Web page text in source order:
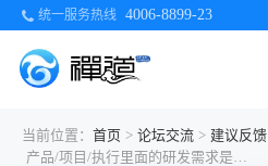
统一服务热线 4006-8899-23
当前位置： 首页 > 论坛交流 > 建议反馈
产品/项目/执行里面的研发需求是什么关系？